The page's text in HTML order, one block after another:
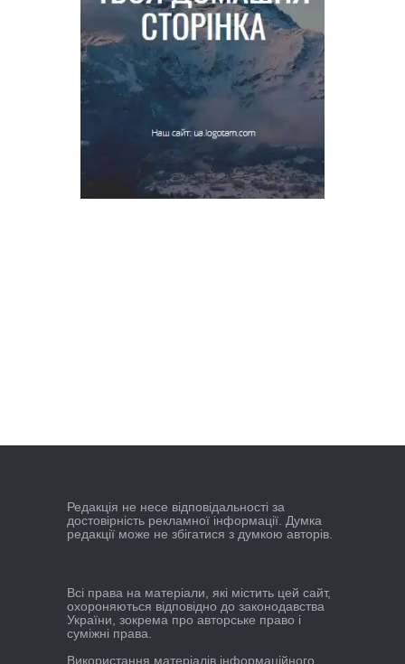
Редакцiя не несе вiдповiдальностi за
достовiрнiсть рекламної iнформацiї. Думка
редакцiї може не збiгатися з думкою авторiв.
Всі права на матеріали, які містить цей сайт,
охороняються відповідно до законодавства
України, зокрема про авторське право і
суміжні права.
Використання матеріалів інформаційного